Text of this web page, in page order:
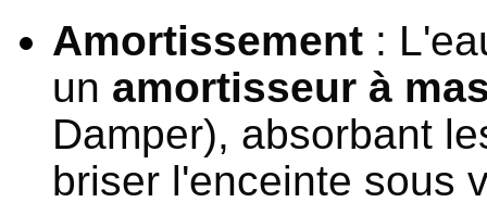
Amortissement :
un amortisseur à
Damper), absorbant
briser l'enceinte sous